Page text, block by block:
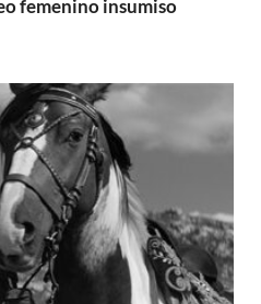
femenino insumiso